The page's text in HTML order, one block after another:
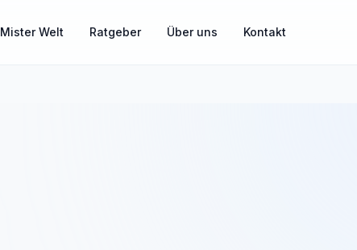
Mister Welt Ratgeber Über uns Kontakt